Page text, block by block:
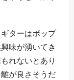
ターはポップ
味が湧いてき
れないとあり
が良さそうだ